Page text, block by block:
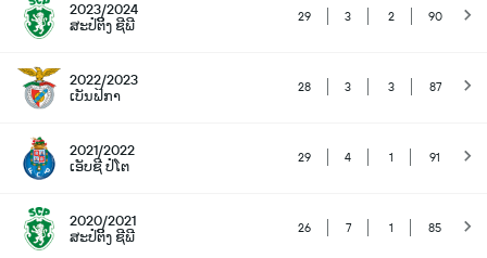
2023/2024
ສະປໍຕິິງ ຊີພີ
29 3 2 90
2022/2023
ເບັນຟິກາ
28 3 3 87
2021/2022
ເອັບຊີ ປໍໂຕ
29 4 1 91
2020/2021
ສະປໍຕິິງ ຊີພີ
26 7 1 85